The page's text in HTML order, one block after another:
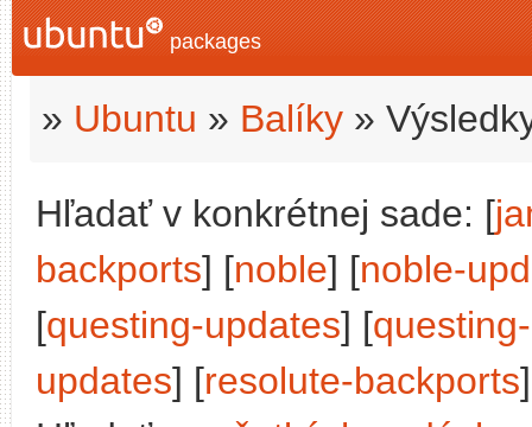
packages
» Ubuntu » Balíky »
Hľadať v konkrétnej sade: [
backports] [noble] [noble-
[questing-updates] [
updates] [resolute-backports